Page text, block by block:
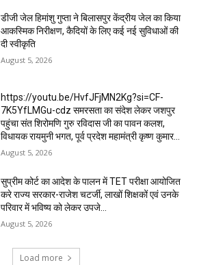
डीजी जेल हिमांशु गुप्ता ने बिलासपुर केंद्रीय जेल का किया
आकस्मिक निरीक्षण, कैदियों के लिए कई नई सुविधाओं की
दी स्वीकृति
August 5, 2026
https://youtu.be/HvfJFjMN2Kg?si=CF-
7K5YfLMGu-cdz समरसता का संदेश लेकर जशपुर
पहुंचा संत शिरोमणि गुरु रविदास जी का पावन कलश,
विधायक रायमुनी भगत, पूर्व प्रदेश महामंत्री कृष्ण कुमार...
August 5, 2026
सुप्रीम कोर्ट का आदेश के पालन में TET परीक्षा आयोजित
करे राज्य सरकार-राजेश चटर्जी, लाखों शिक्षकों एवं उनके
परिवार में भविष्य को लेकर उपजे...
August 5, 2026
Load more